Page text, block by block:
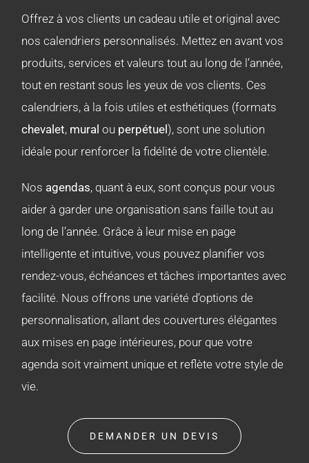
Offrez à vos clients un cadeau utile et original avec
nos calendriers personnalisés. Mettez en avant vos
produits, services et valeurs tout au long de l’année,
tout en restant sous les yeux de vos clients. Ces
calendriers, à la fois utiles et esthétiques (formats
chevalet, mural ou perpétuel), sont une solution
idéale pour renforcer la fidélité de votre clientèle.
Nos agendas, quant à eux, sont conçus pour vous
aider à garder une organisation sans faille tout au
long de l’année. Grâce à leur mise en page
intelligente et intuitive, vous pouvez planifier vos
rendez-vous, échéances et tâches importantes avec
facilité. Nous offrons une variété d’options de
personnalisation, allant des couvertures élégantes
aux mises en page intérieures, pour que votre
agenda soit vraiment unique et reflète votre style de
vie.
DEMANDER UN DEVIS